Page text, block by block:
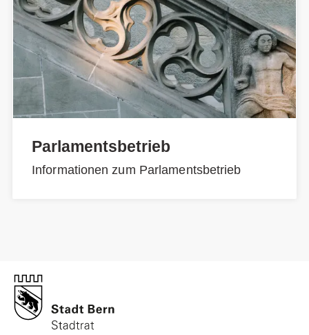
Parlamentsbetrieb
Informationen zum Parlamentsbetrieb